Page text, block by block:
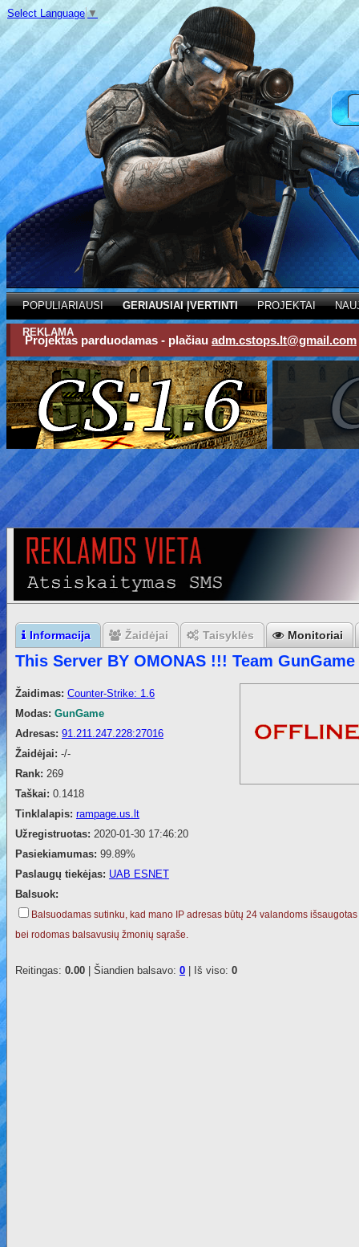
Select Language ▼
POPULIARIAUSI GERIAUSIAI ĮVERTINTI PROJEKTAI
REKLAMA
Projektas parduodamas - plačiau adm.cstops.lt@gmail.com
Informacija Žaidėjai Taisyklės Monitoriai
This Server BY OMONAS !!! Team GunGame
Žaidimas: Counter-Strike: 1.6
Modas: GunGame
Adresas: 91.211.247.228:27016
Žaidėjai: -/-
Rank: 269
Taškai: 0.1418
Tinklalapis: rampage.us.lt
Užregistruotas: 2020-01-30 17:46:20
Pasiekiamumas: 99.89%
Paslaugų tiekėjas: UAB ESNET
Balsuok:
Balsuodamas sutinku, kad mano IP adresas būtų 24 valandoms išsaugotas
bei rodomas balsavusių žmonių sąraše.
Reitingas: 0.00 | Šiandien balsavo: 0 | Iš viso: 0